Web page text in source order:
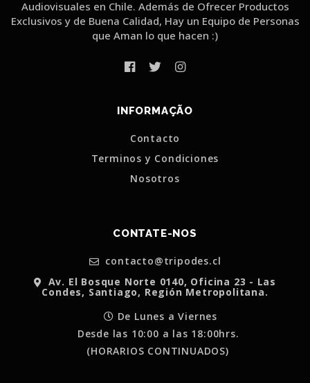
Audiovisuales en Chile. Además de Ofrecer Productos
Exclusivos y de Buena Calidad, Hay un Equipo de Personas
que Aman lo que hacen :)
INFORMAÇÃO
Contacto
Terminos y Condiciones
Nosotros
CONTATE-NOS
contacto@tripodes.cl
Av. El Bosque Norte 0140, Oficina 23 - Las
Condes, Santiago, Región Metropolitana.
De Lunes a Viernes
Desde las 10:00 a las 18:00hrs.
(HORARIOS CONTINUADOS)